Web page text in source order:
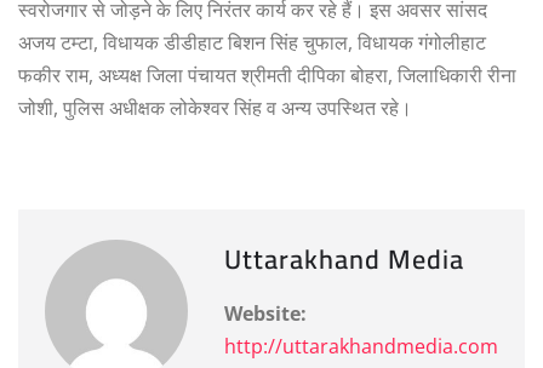
स्वरोजगार से जोड़ने के लिए निरंतर कार्य कर रहे हैं। इस अवसर सांसद
अजय टम्टा, विधायक डीडीहाट बिशन सिंह चुफाल, विधायक गंगोलीहाट
फकीर राम, अध्यक्ष जिला पंचायत श्रीमती दीपिका बोहरा, जिलाधिकारी रीना
जोशी, पुलिस अधीक्षक लोकेश्वर सिंह व अन्य उपस्थित रहे।
Uttarakhand Media
Website:
http://uttarakhandmedia.com